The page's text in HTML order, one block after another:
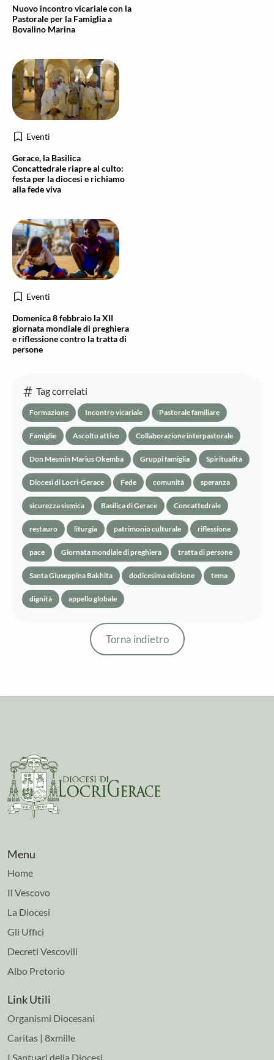
Nuovo incontro vicariale con la
Pastorale per la Famiglia a
Bovalino Marina
Eventi
Gerace, la Basilica
Concattedrale riapre al culto:
festa per la diocesi e richiamo
alla fede viva
Eventi
Domenica 8 febbraio la XII
giornata mondiale di preghiera
e riflessione contro la tratta di
persone
Tag correlati
Formazione Incontro vicariale Pastorale familiare
Famiglie Ascolto attivo Collaborazione interpastorale
Don Mesmin Marius Okemba Gruppi famiglia Spiritualità
Diocesi di Locri-Gerace Fede comunità speranza
sicurezza sismica Basilica di Gerace Concattedrale
restauro liturgia patrimonio culturale riflessione
pace Giornata mondiale di preghiera tratta di persone
Santa Giuseppina Bakhita dodicesima edizione tema
dignità appello globale
Torna indietro
Menu
Home
Il Vescovo
La Diocesi
Gli Uffici
Decreti Vescovili
Albo Pretorio
Link Utili
Organismi Diocesani
Caritas | 8xmille
I Santuari della Diocesi